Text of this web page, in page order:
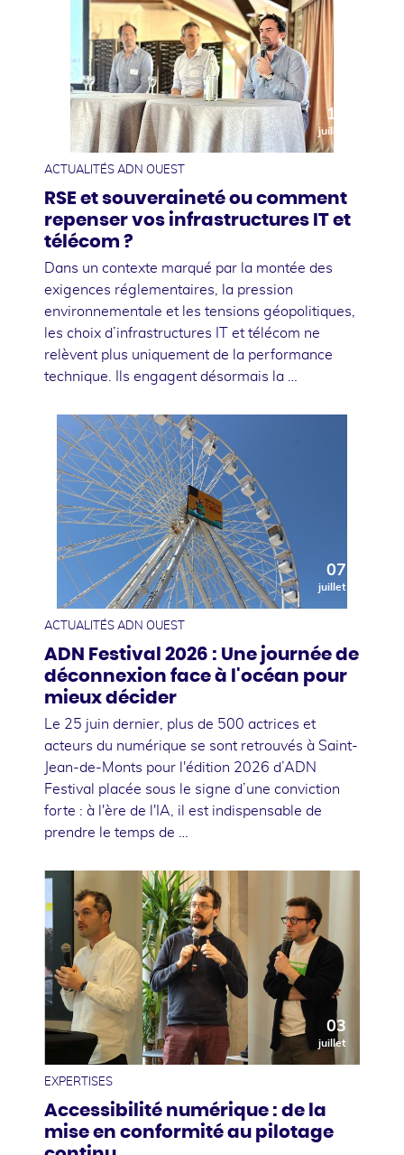
10
juillet
ACTUALITÉS ADN OUEST
RSE et souveraineté ou comment
repenser vos infrastructures IT et
télécom ?
Dans un contexte marqué par la montée des
exigences réglementaires, la pression
environnementale et les tensions géopolitiques,
les choix d’infrastructures IT et télécom ne
relèvent plus uniquement de la performance
technique. Ils engagent désormais la …
07
juillet
ACTUALITÉS ADN OUEST
ADN Festival 2026 : Une journée de
déconnexion face à l'océan pour
mieux décider
Le 25 juin dernier, plus de 500 actrices et
acteurs du numérique se sont retrouvés à Saint-
Jean-de-Monts pour l'édition 2026 d’ADN
Festival placée sous le signe d’une conviction
forte : à l'ère de l'IA, il est indispensable de
prendre le temps de …
03
juillet
EXPERTISES
Accessibilité numérique : de la
mise en conformité au pilotage